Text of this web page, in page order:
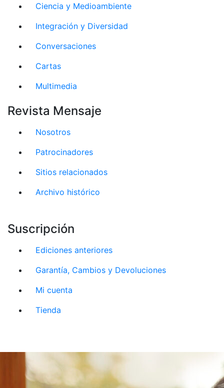
Ciencia y Medioambiente
Integración y Diversidad
Conversaciones
Cartas
Multimedia
Revista Mensaje
Nosotros
Patrocinadores
Sitios relacionados
Archivo histórico
Suscripción
Ediciones anteriores
Garantía, Cambios y Devoluciones
Mi cuenta
Tienda